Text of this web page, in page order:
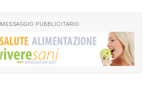
MESSAGGIO PUBBLICITARIO